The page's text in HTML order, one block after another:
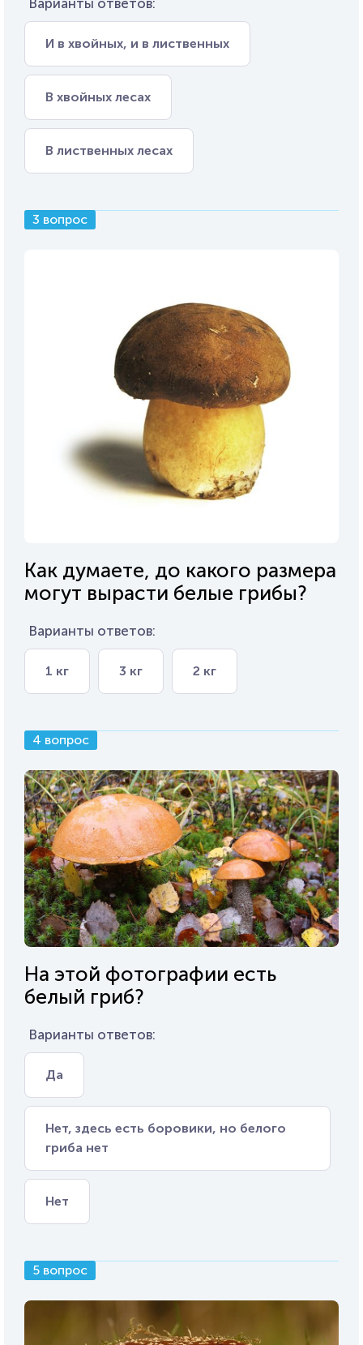
Варианты ответов:
И в хвойных, и в лиственных
В хвойных лесах
В лиственных лесах
3 вопрос
Как думаете, до какого размера
могут вырасти белые грибы?
Варианты ответов:
1 кг 3 кг 2 кг
4 вопрос
На этой фотографии есть
белый гриб?
Варианты ответов:
Да
Нет, здесь есть боровики, но белого
гриба нет
Нет
5 вопрос